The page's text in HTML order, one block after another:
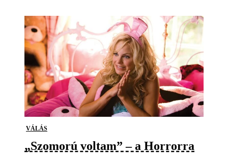
VÁLÁS
„Szomorú voltam” – a Horrorra